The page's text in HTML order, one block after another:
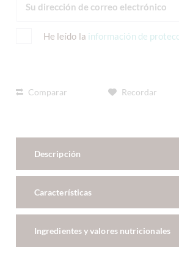
He leído la información de
Comparar Recordar
Descripción
Características
Ingredientes y valores nutricionales